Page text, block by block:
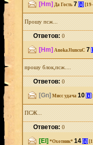
[Hm] Да Гость 7 [i]
Прошу псж...
Ответов:0
[Hm] AnokaJluncuC 7
прошу блок,псж....
Ответов:0
[Gn] Мисс удача 10 [i]
ПСЖ...
Ответов:0
[El] *Охотник* 14 [i]